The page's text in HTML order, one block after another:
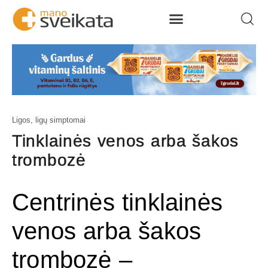
Ligos, ligų simptomai
Tinklainės venos arba šakos
trombozė
Centrinės tinklainės
venos arba šakos
trombozė –